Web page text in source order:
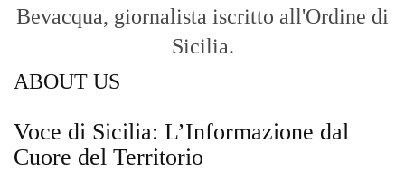
Bevacqua, giornalista iscritto all'Ordine di
Sicilia.
ABOUT US
Voce di Sicilia: L’Informazione dal
Cuore del Territorio